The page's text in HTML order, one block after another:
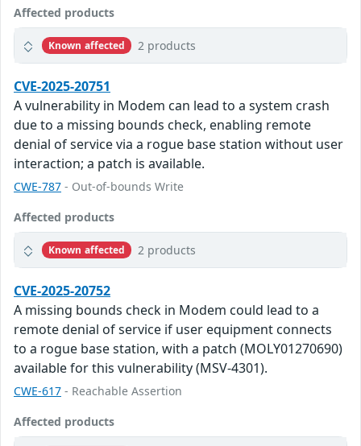
Affected products
Known affected 2 products
CVE-2025-20751
A vulnerability in Modem can lead to a system crash
due to a missing bounds check, enabling remote
denial of service via a rogue base station without user
interaction; a patch is available.
CWE-787 - Out-of-bounds Write
Affected products
Known affected 2 products
CVE-2025-20752
A missing bounds check in Modem could lead to a
remote denial of service if user equipment connects
to a rogue base station, with a patch (MOLY01270690)
available for this vulnerability (MSV-4301).
CWE-617 - Reachable Assertion
Affected products